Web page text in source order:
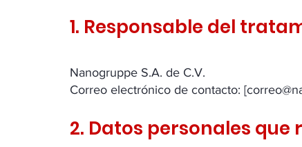
1. Responsable del
Nanogruppe S.A. de C.V.
Correo electrónico de contacto:
2. Datos personales que